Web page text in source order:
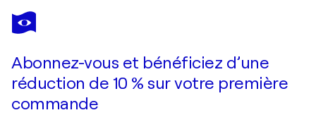
ACHEZEGAG
SkyrideVous avez adoré cette oeuvre mais elle est vendue ?
Abonnez-vous et bénéficiez d’une
réduction de 10 % sur votre première
commande